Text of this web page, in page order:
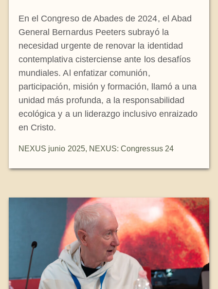
En el Congreso de Abades de 2024, el Abad
General Bernardus Peeters subrayó la
necesidad urgente de renovar la identidad
contemplativa cisterciense ante los desafíos
mundiales. Al enfatizar comunión,
participación, misión y formación, llamó a una
unidad más profunda, a la responsabilidad
ecológica y a un liderazgo inclusivo enraizado
en Cristo.
NEXUS junio 2025, NEXUS: Congressus 24